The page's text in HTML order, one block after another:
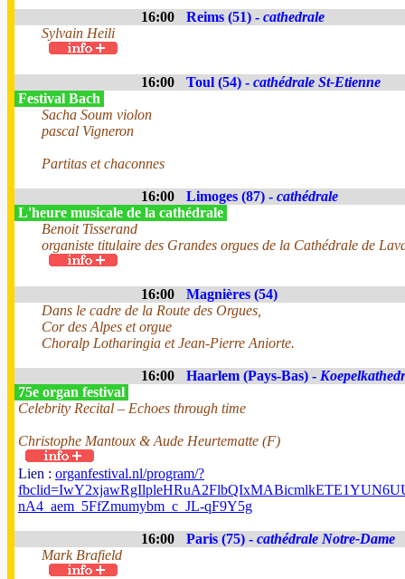
16:00 Reims (51) - cathedrale
Sylvain Heili
16:00 Toul (54) - cathédrale St-Etienne
Festival Bach
Sacha Soum violon
pascal Vigneron
Partitas et chaconnes
16:00 Limoges (87) - cathédrale
L'heure musicale de la cathédrale
Benoit Tisserand
organiste titulaire des Grandes orgues de la Cathédrale de
16:00
Magnières (54)
Dans le cadre de la Route des Orgues,
Cor des Alpes et orgue
Choralp Lotharingia et Jean-Pierre Aniorte.
16:00 Haarlem (Pays-Bas) -
75e organ festival
Celebrity Recital – Echoes through time
Christophe Mantoux & Aude Heurtematte (F)
Lien : organfestival.nl/program/?
nA4_aem_5FfZmumybm_c_JL-qF9Y5g
16:00 Paris (75) - cathédrale Notre-Dame
Mark Brafield